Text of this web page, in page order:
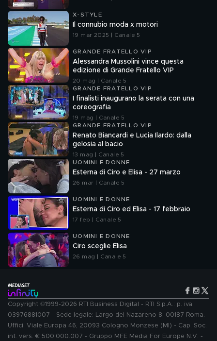
X-STYLE
Il connubio moda x motori
19 mar 2025 | Canale 5
GRANDE FRATELLO VIP
Alessandra Mussolini vince questa
edizione di Grande Fratello VIP
20 mag | Canale 5
GRANDE FRATELLO VIP
I finalisti inaugurano la serata con una
coreografia
19 mag | Canale 5
GRANDE FRATELLO VIP
Renato Biancardi e Lucia Ilardo: dalla
gelosia al bacio
13 mag | Canale 5
UOMINI E DONNE
Esterna di Ciro e Elisa - 27 marzo
26 mar | Canale 5
UOMINI E DONNE
Esterna di Ciro ed Elisa - 17 febbraio
17 feb | Canale 5
UOMINI E DONNE
Ciro sceglie Elisa
26 mag | Canale 5
Copyright ©1999-2026 RTI Business Digital - RTI S.p.A.: p. iva
03976881007 - Sede legale: Largo del Nazareno 8, 00187 Roma.
Uffici: Viale Europa 46, 20093 Cologno Monzese (MI) - Cap. Soc.
int. vers. € 500.000.007 - Gruppo MFE Media For Europe N.V. -